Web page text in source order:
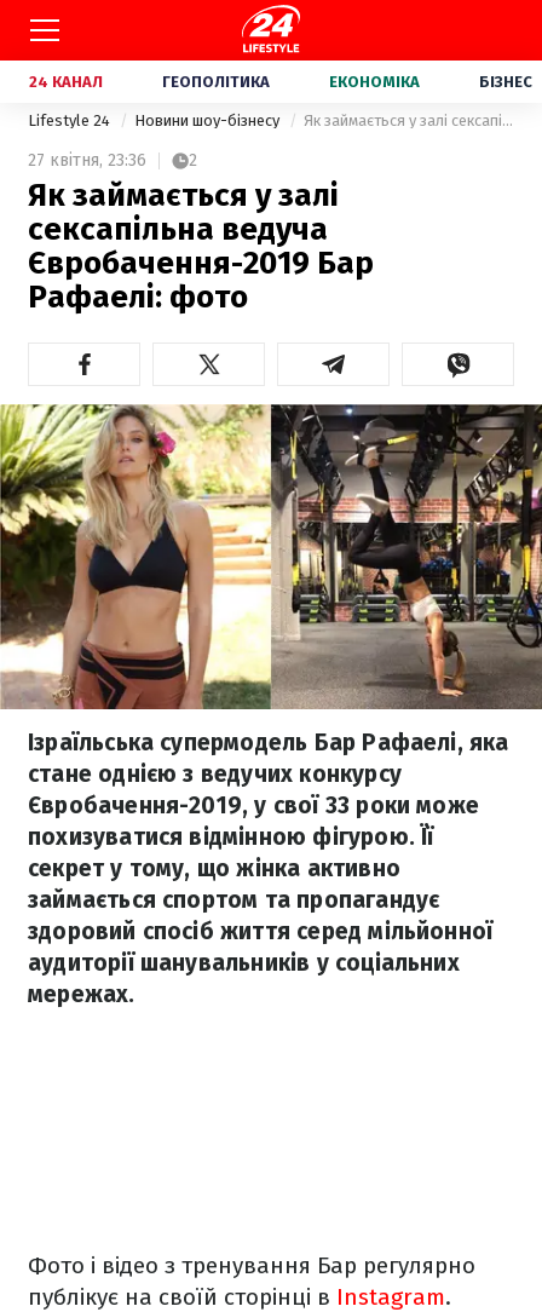
24 КАНАЛ ГЕОПОЛІТИКА ЕКОНОМІКА БІЗНЕС
Lifestyle 24 Новини шоу-бізнесу Як займається у залі сексапільна ведуча Євробачення-2019 Бар Рафаелі: фото
27 квітня, 23:36 2
Як займається у залі
сексапільна ведуча
Євробачення-2019 Бар
Рафаелі: фото
Ізраїльська супермодель Бар Рафаелі, яка
стане однією з ведучих конкурсу
Євробачення-2019, у свої 33 роки може
похизуватися відмінною фігурою. Її
секрет у тому, що жінка активно
займається спортом та пропагандує
здоровий спосіб життя серед мільйонної
аудиторії шанувальників у соціальних
мережах.
Фото і відео з тренування Бар регулярно
публікує на своїй сторінці в Instagram.